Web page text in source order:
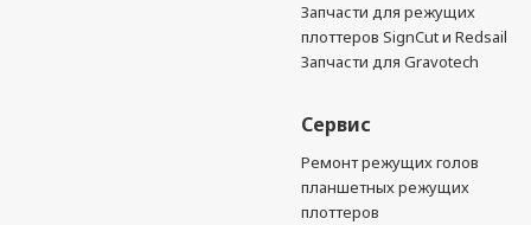
Запчасти для режущих
плоттеров SignCut и Redsail
Запчасти для Gravotech
Сервис
Ремонт режущих голов
планшетных режущих
плоттеров